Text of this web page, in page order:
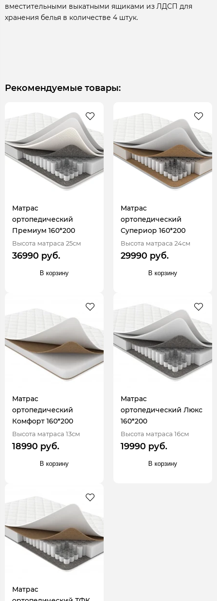
вместительными выкатными ящиками из ЛДСП для
хранения белья в количестве 4 штук.
Рекомендуемые товары:
Матрас
ортопедический
Премиум 160*200
Высота матраса 25см
36990 руб.
В корзину
Матрас
ортопедический
Супериор 160*200
Высота матраса 24см
29990 руб.
В корзину
Матрас
ортопедический
Комфорт 160*200
Высота матраса 13см
18990 руб.
В корзину
Матрас
ортопедический Люкс
160*200
Высота матраса 16см
19990 руб.
В корзину
Матрас